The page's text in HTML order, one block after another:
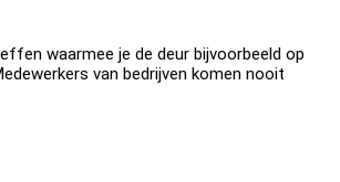
waarmee je de deur bijvoorbeeld op
van bedrijven komen nooit